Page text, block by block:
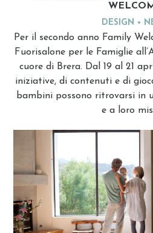
DESIGN
Per il secondo anno Family
Fuorisalone per le Famiglie
cuore di Brera. Dal 19 al 21
iniziative, di contenuti e di
bambini possono ritrovarsi in
e a loro